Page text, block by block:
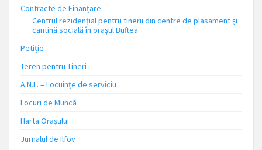
Contracte de Finanțare
Centrul rezidențial pentru tinerii din centre de plasament și
cantină socială în orașul Buftea
Petiție
Teren pentru Tineri
A.N.L. – Locuinţe de serviciu
Locuri de Muncă
Harta Orașului
Jurnalul de Ilfov